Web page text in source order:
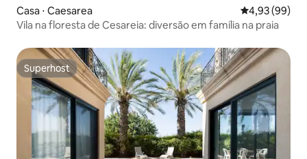
Casa ⋅ Caesarea 4,93 de uma
4,93 (99)
Vila na floresta de Cesareia: diversão em família na praia
Superhost
Superhost